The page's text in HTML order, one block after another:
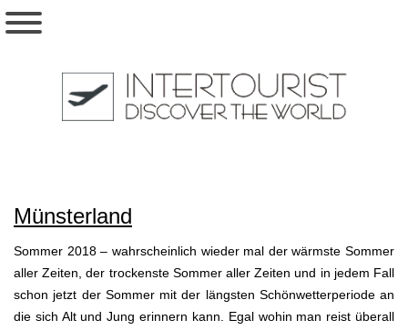
Münsterland
Sommer 2018 – wahrscheinlich wieder mal der wärmste Sommer
aller Zeiten, der trockenste Sommer aller Zeiten und in jedem Fall
schon jetzt der Sommer mit der längsten Schönwetterperiode an
die sich Alt und Jung erinnern kann. Egal wohin man reist überall